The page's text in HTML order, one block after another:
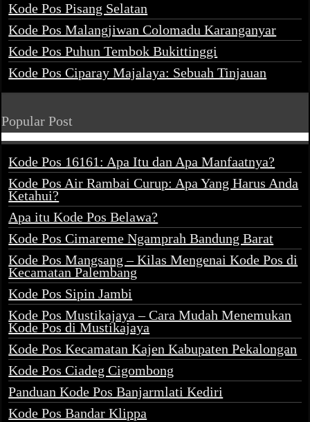
Kode Pos Pisang Selatan
Kode Pos Malangjiwan Colomadu Karanganyar
Kode Pos Puhun Tembok Bukittinggi
Kode Pos Ciparay Majalaya: Sebuah Tinjauan
Popular Post
Kode Pos 16161: Apa Itu dan Apa Manfaatnya?
Kode Pos Air Rambai Curup: Apa Yang Harus Anda
Ketahui?
Apa itu Kode Pos Belawa?
Kode Pos Cimareme Ngamprah Bandung Barat
Kode Pos Mangsang – Kilas Mengenai Kode Pos di
Kecamatan Palembang
Kode Pos Sipin Jambi
Kode Pos Mustikajaya – Cara Mudah Menemukan
Kode Pos di Mustikajaya
Kode Pos Kecamatan Kajen Kabupaten Pekalongan
Kode Pos Ciadeg Cigombong
Panduan Kode Pos Banjarmlati Kediri
Kode Pos Bandar Klippa